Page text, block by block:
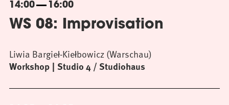
14:00 16:00
WS 08: Improvisation
Workshop Studio 4 / Studiohaus
Liwia Bargieł-Kiełbowicz (Warschau)